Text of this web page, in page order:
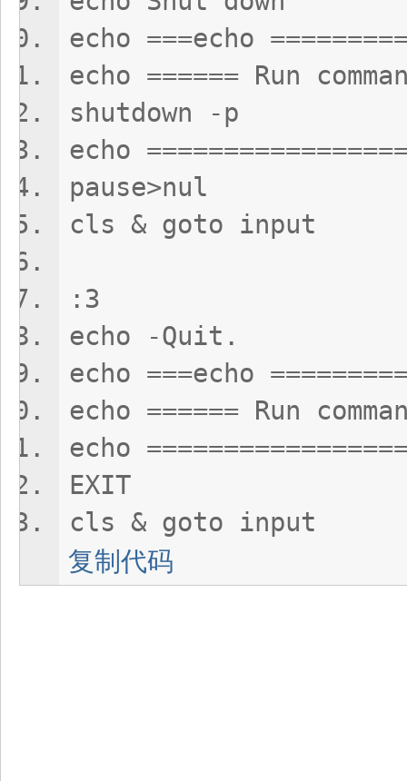
echo ===echo
echo ====== Run
shutdown -p
echo
pause>nul
cls & goto input
:3
echo -Quit.
echo ===echo
echo ====== Run
echo
EXIT
cls & goto input
复制代码